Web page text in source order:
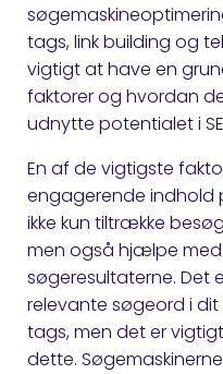
tags, link building og
vigtigt at have en
faktorer og hvordan
udnytte potentialet i
En af de vigtigste
engagerende indhold
ikke kun tiltrække
men også hjælpe
søgeresultaterne. Det
relevante søgeord i
tags, men det er
dette.